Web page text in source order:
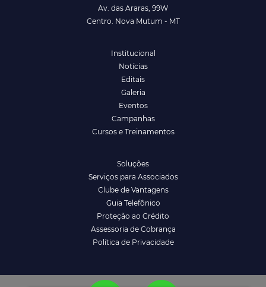
Av. das Araras, 99W
Centro. Nova Mutum - MT
Institucional
Notícias
Editais
Galeria
Eventos
Campanhas
Cursos e Treinamentos
Soluções
Serviços para Associados
Clube de Vantagens
Guia Telefônico
Proteção ao Crédito
Assessoria de Cobrança
Política de Privacidade